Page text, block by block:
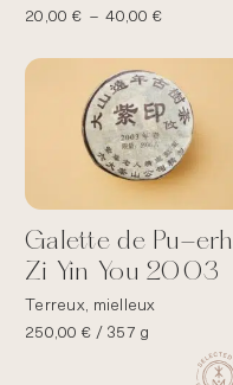
20,00 € – 40,00€Plage
prix :
20,00 €
à
40,00 €
Galette de Pu-erh
Zi Yin You 2003
Terreux, mielleux
250,00 € / 357 g